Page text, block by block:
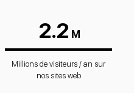
2.2 M
Millions de visiteurs / an sur
nos sites web